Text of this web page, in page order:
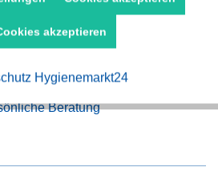
Versand
Beratung
akzeptieren
Hygienemarkt24